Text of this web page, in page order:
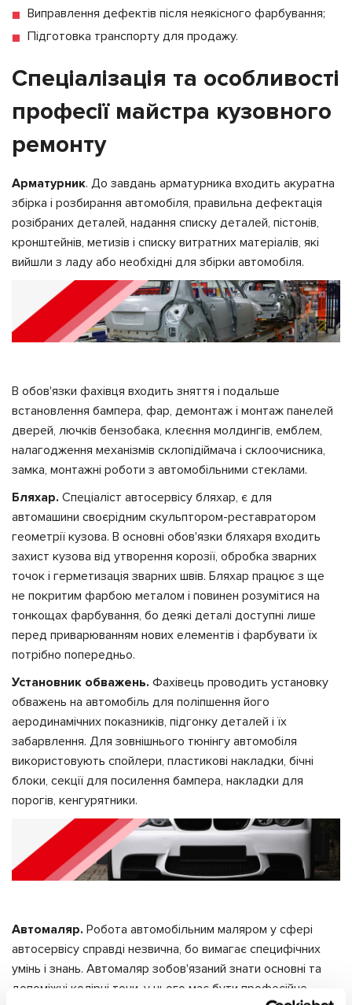
Виправлення дефектів після неякісного фарбування;
Підготовка транспорту для продажу.
Спеціалізація та особливості
професії майстра кузовного
ремонту
Арматурник. До завдань арматурника входить акуратна
збірка і розбирання автомобіля, правильна дефектація
розібраних деталей, надання списку деталей, пістонів,
кронштейнів, метизів і списку витратних матеріалів, які
вийшли з ладу або необхідні для збірки автомобіля.
В обов'язки фахівця входить зняття і подальше
встановлення бампера, фар, демонтаж і монтаж панелей
дверей, лючків бензобака, клеєння молдингів, емблем,
налагодження механізмів склопідіймача і склоочисника,
замка, монтажні роботи з автомобільними стеклами.
Бляхар. Спеціаліст автосервісу бляхар, є для
автомашини своєрідним скульптором-реставратором
геометрії кузова. В основні обов'язки бляхаря входить
захист кузова від утворення корозії, обробка зварних
точок і герметизація зварних швів. Бляхар працює з ще
не покритим фарбою металом і повинен розумітися на
тонкощах фарбування, бо деякі деталі доступні лише
перед приварюванням нових елементів і фарбувати їх
потрібно попередньо.
Установник обважень. Фахівець проводить установку
обважень на автомобіль для поліпшення його
аеродинамічних показників, підгонку деталей і їх
забарвлення. Для зовнішнього тюнінгу автомобіля
використовують спойлери, пластикові накладки, бічні
блоки, секції для посилення бампера, накладки для
порогів, кенгурятники.
Автомаляр. Робота автомобільним маляром у сфері
автосервісу справді незвична, бо вимагає специфічних
умінь і знань. Автомаляр зобов'язаний знати основні та
допоміжні колірні тони, у нього має бути професійне